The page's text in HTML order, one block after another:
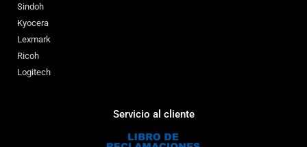
Sindoh
Kyocera
Lexmark
Ricoh
Logitech
Servicio al cliente